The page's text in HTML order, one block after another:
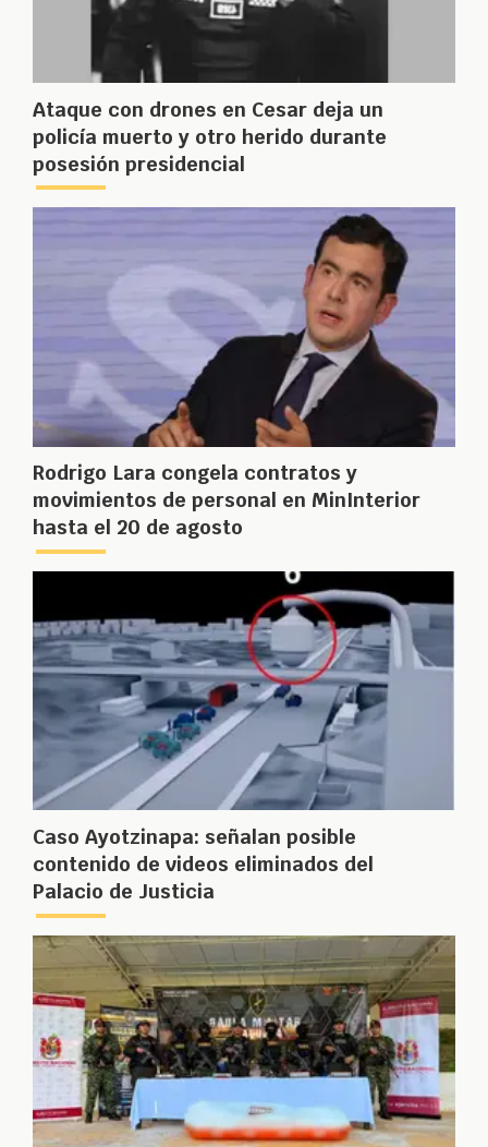
Ataque con drones en Cesar deja un
policía muerto y otro herido durante
posesión presidencial
Rodrigo Lara congela contratos y
movimientos de personal en MinInterior
hasta el 20 de agosto
Caso Ayotzinapa: señalan posible
contenido de videos eliminados del
Palacio de Justicia